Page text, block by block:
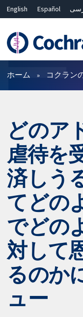
English Español
Deutsch
Bahasa
繁體中文
简体中文
フィルター
ホーム コクラン
どのア
虐待を
済しう
てどの
でどの
対して
るのか
ュー